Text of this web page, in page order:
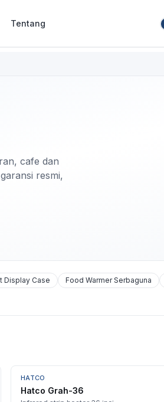
Tentang
cafe dan
resmi,
Display Case Food Warmer Serbaguna
HATCO
Hatco Grah-36